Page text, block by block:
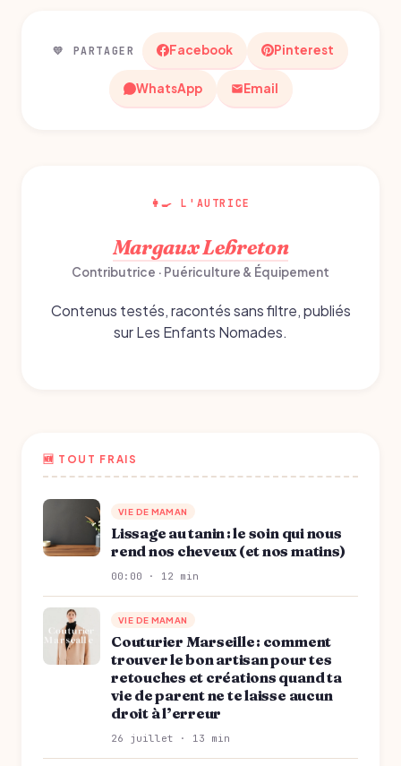
💛 PARTAGER Facebook Pinterest
WhatsApp Email
👩‍🍳 L'AUTRICE
Margaux Lebreton
Contributrice · Puériculture & Équipement
Contenus testés, racontés sans filtre, publiés
sur Les Enfants Nomades.
🆕 TOUT FRAIS
VIE DE MAMAN
Lissage au tanin : le soin qui nous
rend nos cheveux (et nos matins)
00:00 · 12 min
VIE DE MAMAN
Couturier Marseille : comment
trouver le bon artisan pour tes
retouches et créations quand ta
vie de parent ne te laisse aucun
droit à l’erreur
26 juillet · 13 min